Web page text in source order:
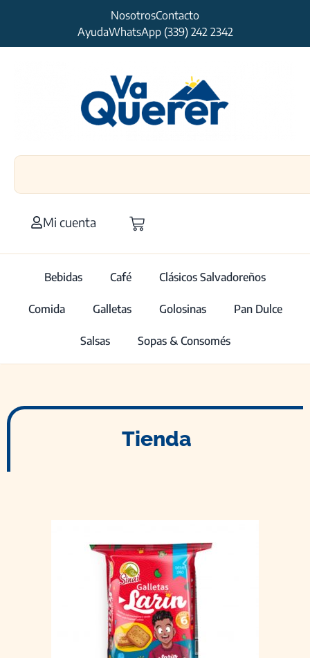
NosotrosContacto
AyudaWhatsApp (339) 242 2342
Mi cuenta
Bebidas Café Clásicos Salvadoreños
Comida Galletas Golosinas Pan Dulce
Salsas Sopas & Consomés
Tienda